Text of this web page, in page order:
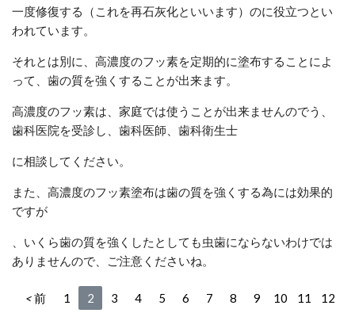
一度修復する（これを再石灰化といいます）のに役立つとい
われています。
それとは別に、高濃度のフッ素を定期的に塗布することによ
って、歯の質を強くすることが出来ます。
高濃度のフッ素は、家庭では使うことが出来ませんのでう、
歯科医院を受診し、歯科医師、歯科衛生士
に相談してください。
また、高濃度のフッ素塗布は歯の質を強くする為には効果的
ですが
、いくら歯の質を強くしたとしても虫歯にならないわけでは
ありませんので、ご注意くださいね。
前 1 2 3 4 5 6 7 8 9 10 11
12